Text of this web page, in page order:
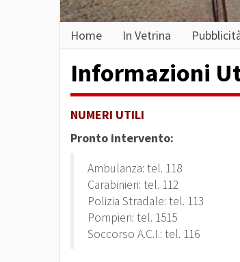
Home In Vetrina
Informazioni
NUMERI UTILI
Pronto intervento:
Ambulanza: tel. 118
Carabinieri: tel. 112
Polizia Stradale: tel. 113
Pompieri: tel. 1515
Soccorso A.C.I.: tel. 116